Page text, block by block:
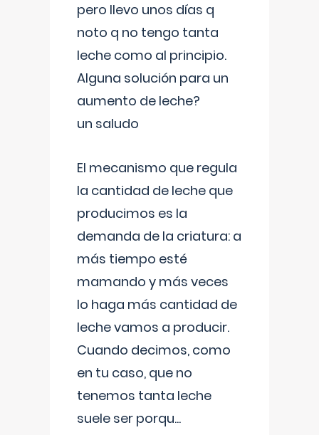
pero llevo unos días q
noto q no tengo tanta
leche como al principio.
Alguna solución para un
aumento de leche?
un saludo
El mecanismo que regula
la cantidad de leche que
producimos es la
demanda de la criatura: a
más tiempo esté
mamando y más veces
lo haga más cantidad de
leche vamos a producir.
Cuando decimos, como
en tu caso, que no
tenemos tanta leche
suele ser porqu...